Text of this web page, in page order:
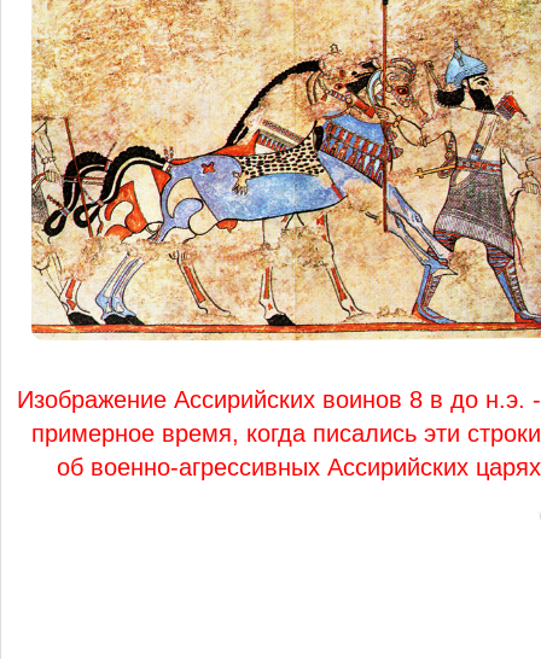
Изображение Ассирийских воинов 8 в до н.э. -
примерное время, когда писались эти строки
об военно-агрессивных Ассирийских царях